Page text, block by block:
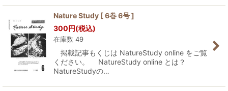
Nature Study [ 6巻 6号 ]
300円(税込)
在庫数 49
掲載記事もくじは NatureStudy online をご覧
ください。 NatureStudy online とは？
NatureStudyの…